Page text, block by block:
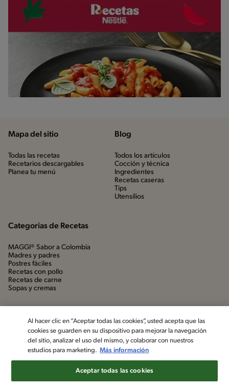
Mapa del sitio
Todas las recetas
Recetarios descargables
Planea tu menú
Blog
Todos los artículos
Cocción y técnica
Ingredientes
Recetas caseras
Tips
Utensílios
Categorias de Recetas
MAGGI® Sabor a Colombia
Madres y padres
Postres fáciles
Recetas con pollo
Recetas de carne
Sopas y cremas
©2022, Nestlé. Marcas registradas por Société dels Produits Nestlé,
Al hacer clic en “Aceptar todas las cookies”, usted acepta que las
cookies se guarden en su dispositivo para mejorar la navegación
del sitio, analizar el uso del mismo, y colaborar con nuestros
estudios para marketing. Más información
Aceptar todas las cookies